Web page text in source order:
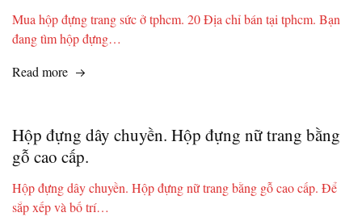
Mua hộp đựng trang sức ở tphcm. 20 Địa chỉ bán tại tphcm. Bạn
đang tìm hộp đựng…
Read more
Hộp đựng dây chuyền. Hộp đựng nữ trang bằng
gỗ cao cấp.
Hộp đựng dây chuyền. Hộp đựng nữ trang bằng gỗ cao cấp. Để
sắp xếp và bố trí…